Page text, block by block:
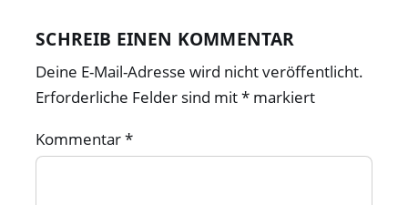
SCHREIB EINEN KOMMENTAR
Deine E-Mail-Adresse wird nicht veröffentlicht.
Erforderliche Felder sind mit* markiert
Kommentar*